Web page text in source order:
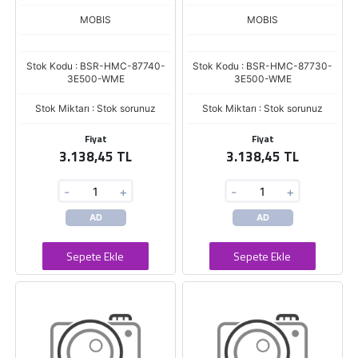
MOBIS
Stok Kodu : BSR-HMC-87740-
3E500-WME
Stok Miktarı : Stok sorunuz
Fiyat
3.138,45 TL
- +
AD
Sepete Ekle
MOBIS
Stok Kodu : BSR-HMC-87730-
3E500-WME
Stok Miktarı : Stok sorunuz
Fiyat
3.138,45 TL
- +
AD
Sepete Ekle